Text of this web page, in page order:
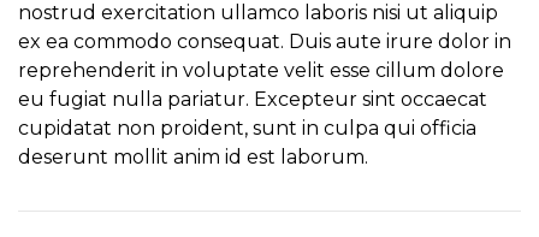
nostrud exercitation ullamco laboris nisi ut aliquip
ex ea commodo consequat. Duis aute irure dolor in
reprehenderit in voluptate velit esse cillum dolore
eu fugiat nulla pariatur. Excepteur sint occaecat
cupidatat non proident, sunt in culpa qui officia
deserunt mollit anim id est laborum.